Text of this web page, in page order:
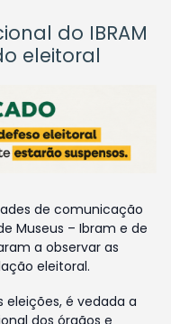
do IBRAM
eleitoral
de comunicação
Museus – Ibram e de
a observar as
eleitoral.
é vedada a